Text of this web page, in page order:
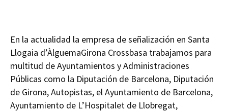
En la actualidad la empresa de señalización en Santa
Llogaia d’ÀlguemaGirona Crossbasa trabajamos para
multitud de Ayuntamientos y Administraciones
Públicas como la Diputación de Barcelona, Diputación
de Girona, Autopistas, el Ayuntamiento de Barcelona,
Ayuntamiento de L’Hospitalet de Llobregat,